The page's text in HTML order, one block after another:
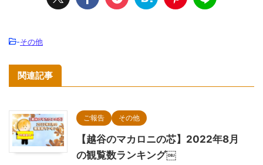
-その他
関連記事
ご報告 その他
【越谷のマカロニの芯】2022年8月
の観覧数ランキング￼